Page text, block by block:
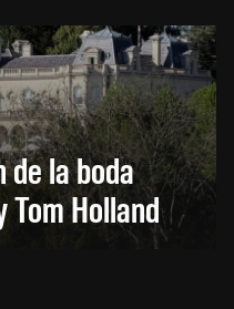
de la boda
Tom Holland